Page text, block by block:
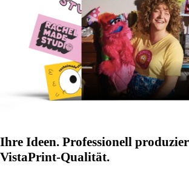
Ihre Ideen. Professionell
VistaPrint-Qualität.